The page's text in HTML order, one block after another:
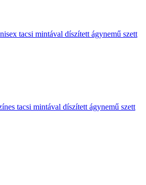
tacsi mintával díszített ágynemű szett
tacsi mintával díszített ágynemű szett